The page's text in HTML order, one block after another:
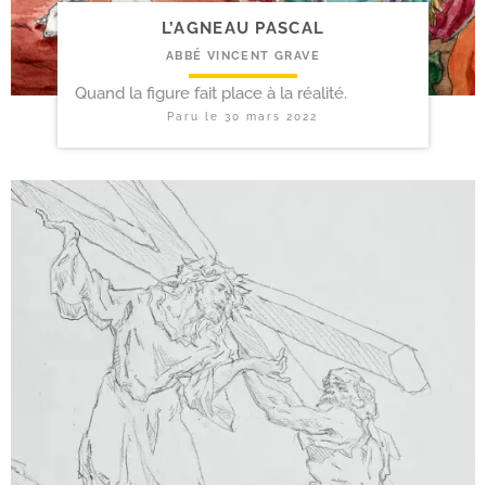
L’AGNEAU PASCAL
ABBÉ VINCENT GRAVE
Quand la figure fait place à la réalité.
Paru le30 mars 2022